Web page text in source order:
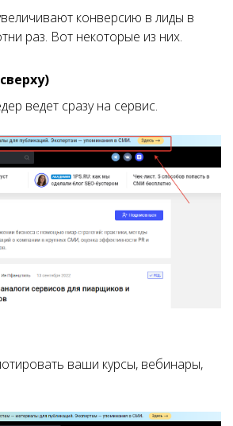
конверсию в лиды в
раз. Вот некоторые из них.
ведет сразу на сервис.
ваши курсы, вебинары,